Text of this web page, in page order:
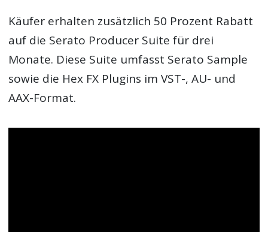
Käufer erhalten zusätzlich 50 Prozent Rabatt
auf die Serato Producer Suite für drei
Monate. Diese Suite umfasst Serato Sample
sowie die Hex FX Plugins im VST-, AU- und
AAX-Format.